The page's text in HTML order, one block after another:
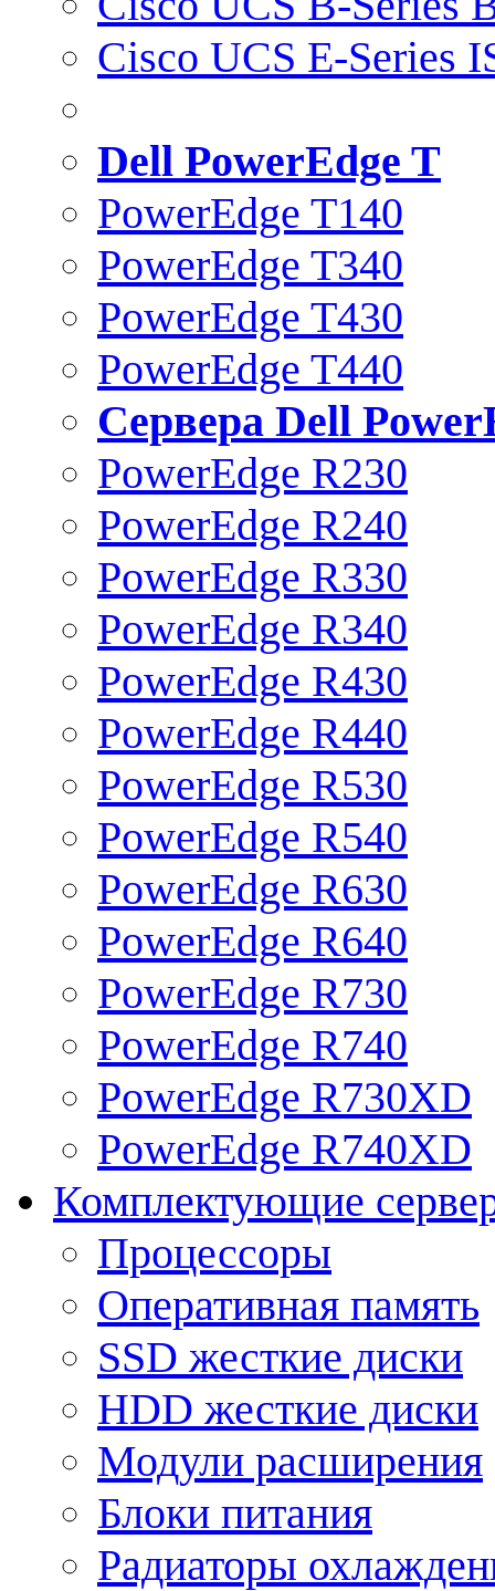
Cisco UCS E-Series
Dell PowerEdge T
PowerEdge T140
PowerEdge T340
PowerEdge T430
PowerEdge T440
Сервера Dell
PowerEdge R230
PowerEdge R240
PowerEdge R330
PowerEdge R340
PowerEdge R430
PowerEdge R440
PowerEdge R530
PowerEdge R540
PowerEdge R630
PowerEdge R640
PowerEdge R730
PowerEdge R740
PowerEdge R730XD
PowerEdge R740XD
Комплектующие
Процессоры
Оперативная память
SSD жесткие диски
HDD жесткие диски
Модули расширения
Блоки питания
Радиаторы